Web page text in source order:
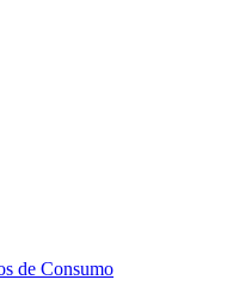
de Consumo